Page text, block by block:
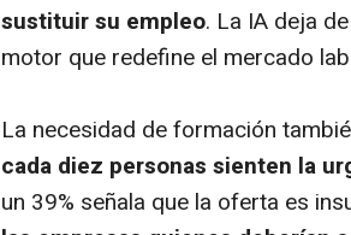
sustituir su empleo. La IA deja
motor que redefine el mercado
La necesidad de formación
cada diez personas sienten la
un 39% señala que la oferta es